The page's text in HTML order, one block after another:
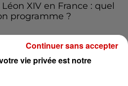
Léon XIV en France : quel
programme ?
vie privée est notre
Continuer sans accepter